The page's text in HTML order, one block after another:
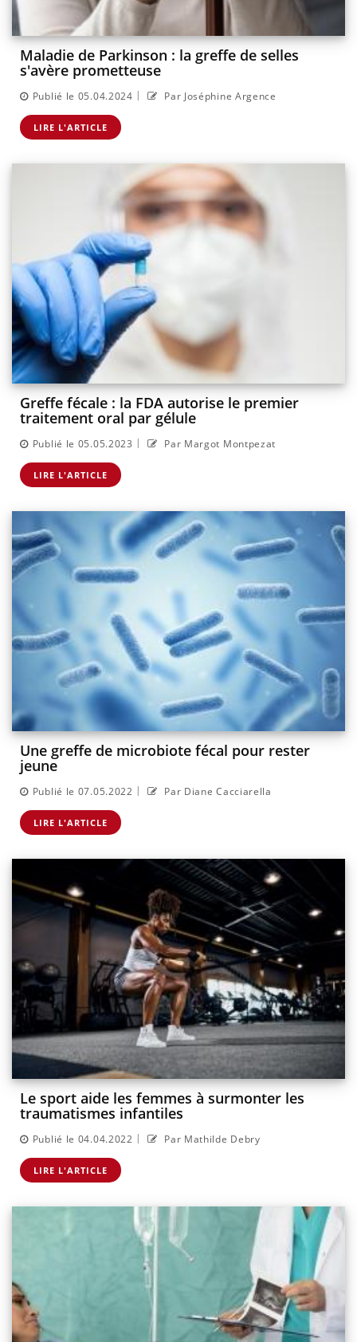
Maladie de Parkinson : la greffe de selles
s'avère prometteuse
Publié le 05.04.2024 | Par Joséphine Argence
LIRE L'ARTICLE
Greffe fécale : la FDA autorise le premier
traitement oral par gélule
Publié le 05.05.2023 | Par Margot Montpezat
LIRE L'ARTICLE
Une greffe de microbiote fécal pour rester
jeune
Publié le 07.05.2022 | Par Diane Cacciarella
LIRE L'ARTICLE
Le sport aide les femmes à surmonter les
traumatismes infantiles
Publié le 04.04.2022 | Par Mathilde Debry
LIRE L'ARTICLE